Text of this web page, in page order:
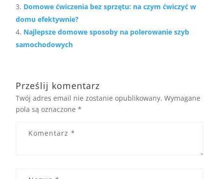
Domowe ćwiczenia bez sprzętu: na czym ćwiczyć w
domu efektywnie?
Najlepsze domowe sposoby na polerowanie szyb
samochodowych
Prześlij komentarz
Twój adres email nie zostanie opublikowany. Wymagane
pola są oznaczone*